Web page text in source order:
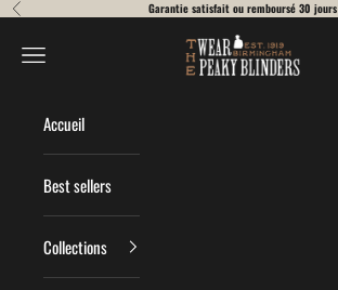
Passer au contenu
Précédent Garantie satisfait ou remboursé 30 jours
Wear Peaky Blinders
Menu
Accueil
Best sellers
Collections